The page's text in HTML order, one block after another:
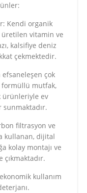
Kendi organik
vitamin ve
kalsifiye deniz
çekmektedir.
efsaneleşen çok
formüllü mutfak,
ürünleriyle ev
filtrasyon ve
kullanan, dijital
kolay montajı ve
kullanım